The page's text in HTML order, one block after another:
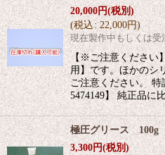
20,000円(税別)
(税込: 22,000円)
現在製作中もしくは受
【※ご注意ください
用】です。ほかのシ
ご注意ください。
5474149】 純正品に
極圧グリース 100g
3,300円(税別)